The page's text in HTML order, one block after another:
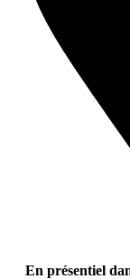
En présentiel